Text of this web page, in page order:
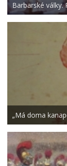
Barbarské války.
„Má doma